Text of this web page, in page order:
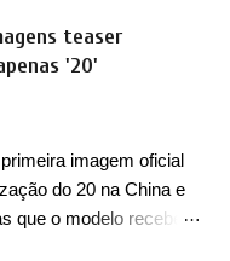
"A Fiat Strada é
é uma verdadeira
automotivo. Há alguns
que uma picape
do que isso: ela é a
está ganhando se
sua história, ela...
de 2012 e com
lançamento da
a concorrência.
lançada a nova
geração feita do
por suas formas
Gol, outro
teaser
'20'
imagem oficial
do 20 na China e
que o modelo receberá